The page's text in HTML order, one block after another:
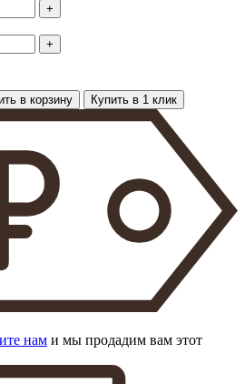
+
+
в корзину Купить в 1 клик
нам и мы продадим вам этот